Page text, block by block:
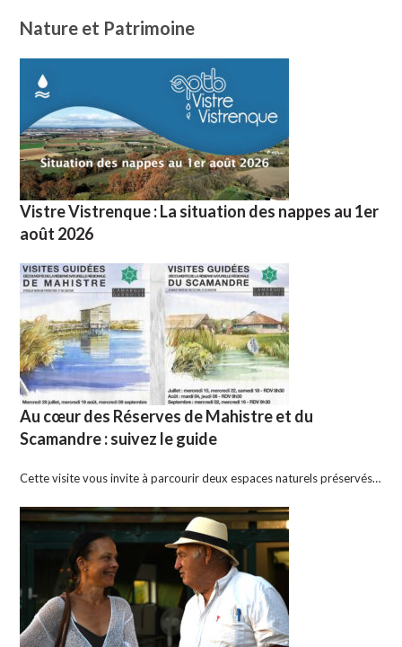
Nature et Patrimoine
Vistre Vistrenque : La situation des nappes au 1er
août 2026
Au cœur des Réserves de Mahistre et du
Scamandre : suivez le guide
Cette visite vous invite à parcourir deux espaces naturels préservés…